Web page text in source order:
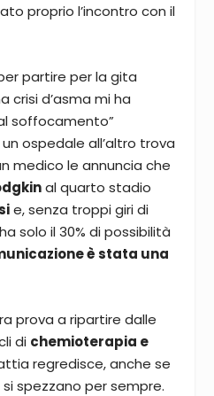
proprio l’incontro con il
partire per la gita
crisi d’asma mi ha
soffocamento”
ospedale all’altro trova
medico le annuncia che
al quarto stadio
e, senza troppi giri di
solo il 30% di possibilità
è stata una
prova a ripartire dalle
di chemioterapia e
regredisce, anche se
spezzano per sempre.